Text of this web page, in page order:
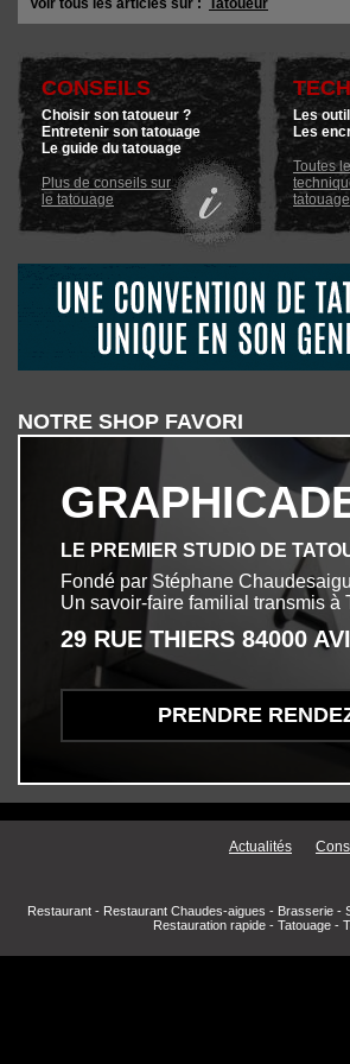
Voir tous les articles sur : Tatoueur
CONSEILS
Choisir son tatoueur ?
Entretenir son tatouage
Le guide du tatouage
Plus de conseils sur
le tatouage
Les
Les
Toutes
tatouage
NOTRE SHOP FAVORI
LE PREMIER STUDIO DE
Fondé par Stéphane
Un savoir-faire familial transmis à
29 RUE THIERS 84000
PRENDRE
Menu secondaire
Actualités
Restaurant - Restaurant Chaudes-aigues - Brasserie -
Restauration rapide - Tatouage -